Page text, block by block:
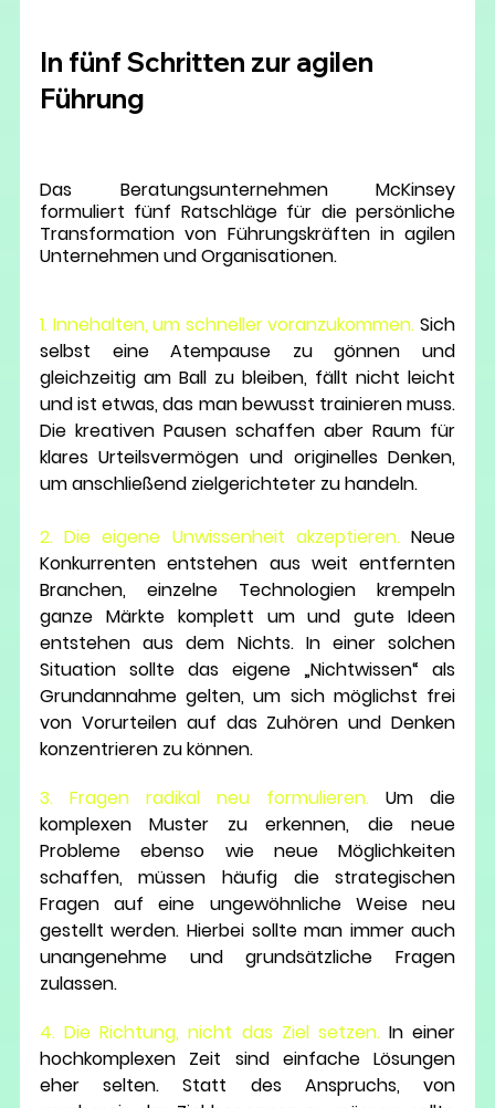
In fünf Schritten zur agilen
Führung
Das Beratungsunternehmen McKinsey
formuliert fünf Ratschläge für die persönliche
Transformation von Führungskräften in agilen
Unternehmen und Organisationen.
1. Innehalten, um schneller voranzukommen. Sich
selbst eine Atempause zu gönnen und
gleichzeitig am Ball zu bleiben, fällt nicht leicht
und ist etwas, das man bewusst trainieren muss.
Die kreativen Pausen schaffen aber Raum für
klares Urteilsvermögen und originelles Denken,
um anschließend zielgerichteter zu handeln.
2. Die eigene Unwissenheit akzeptieren. Neue
Konkurrenten entstehen aus weit entfernten
Branchen, einzelne Technologien krempeln
ganze Märkte komplett um und gute Ideen
entstehen aus dem Nichts. In einer solchen
Situation sollte das eigene „Nichtwissen“ als
Grundannahme gelten, um sich möglichst frei
von Vorurteilen auf das Zuhören und Denken
konzentrieren zu können.
3. Fragen radikal neu formulieren. Um die
komplexen Muster zu erkennen, die neue
Probleme ebenso wie neue Möglichkeiten
schaffen, müssen häufig die strategischen
Fragen auf eine ungewöhnliche Weise neu
gestellt werden. Hierbei sollte man immer auch
unangenehme und grundsätzliche Fragen
zulassen.
4. Die Richtung, nicht das Ziel setzen. In einer
hochkomplexen Zeit sind einfache Lösungen
eher selten. Statt des Anspruchs, von